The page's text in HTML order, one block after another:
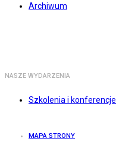
Archiwum
NASZE WYDARZENIA
Szkolenia i konferencje
MAPA STRONY